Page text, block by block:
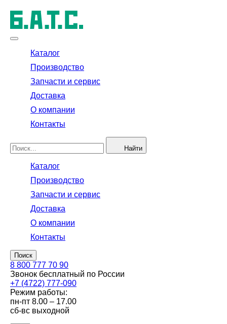
Каталог
Производство
Запчасти и сервис
Доставка
О компании
Контакты
Найти
Каталог
Производство
Запчасти и сервис
Доставка
О компании
Контакты
Поиск
8 800 777 70 90
Звонок бесплатный по России
+7 (4722) 777-090
Режим работы:
пн-пт 8.00 – 17.00
сб-вс выходной